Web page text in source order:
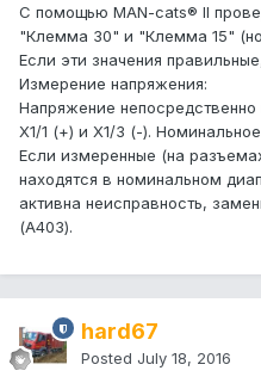
С помощью MAN-cats® II
"Клемма 30" и "Клемма 15"
Если эти значения
Измерение напряжения:
Напряжение
X1/1 (+) и X1/3 (-).
Если измеренные (на
находятся в номинальном
активна неисправность,
(A403).
hard67
Posted July 18, 2016